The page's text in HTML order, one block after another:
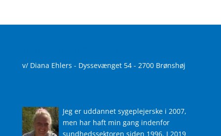
v/ Diana Ehlers - Dyssevænget 54 - 2700 Brønshøj
Jeg er uddannet sygeplejerske i 2007,
men har haft min gang indenfor
sundhedssektoren siden 1996. I 2019